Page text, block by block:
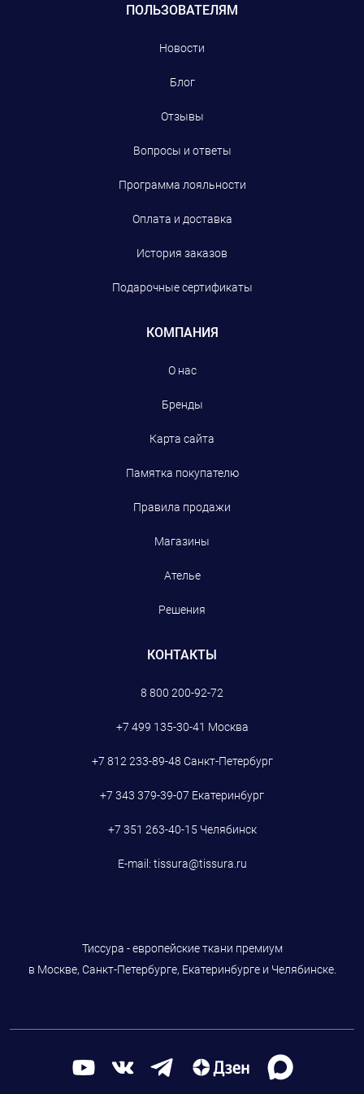
ПОЛЬЗОВАТЕЛЯМ
Новости
Блог
Отзывы
Вопросы и ответы
Программа лояльности
Оплата и доставка
История заказов
Подарочные сертификаты
КОМПАНИЯ
О нас
Бренды
Карта сайта
Памятка покупателю
Правила продажи
Магазины
Ателье
Решения
КОНТАКТЫ
8 800 200-92-72
+7 499 135-30-41 Москва
+7 812 233-89-48 Санкт-Петербург
+7 343 379-39-07 Екатеринбург
+7 351 263-40-15 Челябинск
E-mail: tissura@tissura.ru
Тиссура - европейские ткани премиум
в Москве, Санкт-Петербурге, Екатеринбурге и Челябинске.